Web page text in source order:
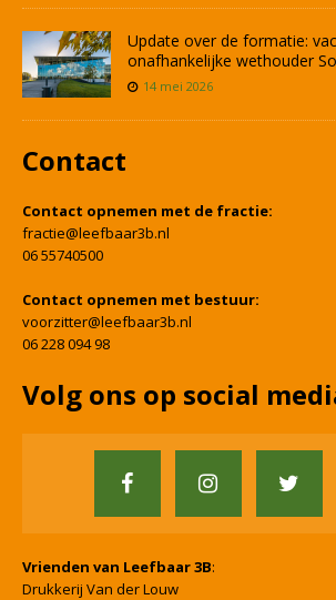
Update over de formatie:
onafhankelijke wethouder
14 mei 2026
Contact
Contact opnemen met de fractie:
fractie@leefbaar3b.nl
06 55740500
Contact opnemen met bestuur:
voorzitter@leefbaar3b.nl
06 228 094 98
Volg ons op social
Vrienden van Leefbaar 3B:
Drukkerij Van der Louw